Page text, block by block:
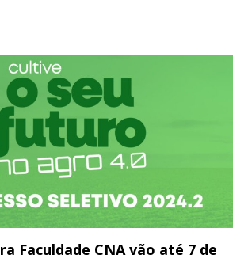
Faculdade CNA vão até 7 de